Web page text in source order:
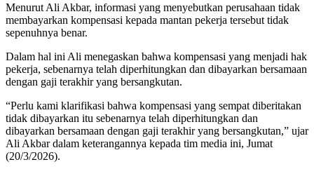
Menurut Ali Akbar, informasi yang menyebutkan perusahaan tidak
membayarkan kompensasi kepada mantan pekerja tersebut tidak
sepenuhnya benar.
Dalam hal ini Ali menegaskan bahwa kompensasi yang menjadi hak
pekerja, sebenarnya telah diperhitungkan dan dibayarkan bersamaan
dengan gaji terakhir yang bersangkutan.
“Perlu kami klarifikasi bahwa kompensasi yang sempat diberitakan
tidak dibayarkan itu sebenarnya telah diperhitungkan dan
dibayarkan bersamaan dengan gaji terakhir yang bersangkutan,” ujar
Ali Akbar dalam keterangannya kepada tim media ini, Jumat
(20/3/2026).